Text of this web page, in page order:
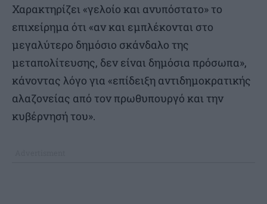
Χαρακτηρίζει «γελοίο και ανυπόστατο» το
επιχείρημα ότι «αν και εμπλέκονται στο
μεγαλύτερο δημόσιο σκάνδαλο της
μεταπολίτευσης, δεν είναι δημόσια πρόσωπα»,
κάνοντας λόγο για «επίδειξη αντιδημοκρατικής
αλαζονείας από τον πρωθυπουργό και την
κυβέρνησή του».